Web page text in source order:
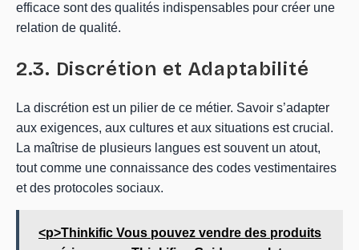
efficace sont des qualités indispensables pour créer une
relation de qualité.
2.3. Discrétion et Adaptabilité
La discrétion est un pilier de ce métier. Savoir s’adapter
aux exigences, aux cultures et aux situations est crucial.
La maîtrise de plusieurs langues est souvent un atout,
tout comme une connaissance des codes vestimentaires
et des protocoles sociaux.
<p>Thinkific Vous pouvez vendre des produits